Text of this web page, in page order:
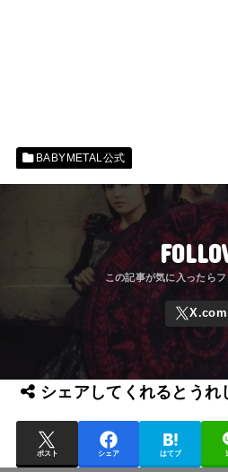
BABYMETAL公式
シェアしてくれるとうれ
ポスト シェア はてブ